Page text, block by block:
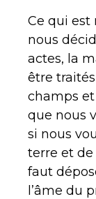
Ce qui est
nous
actes, la
être
champs
que nous
si nous
terre et de
faut
l’âme du